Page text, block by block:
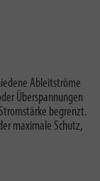
Ableitströme
Überspannungen
begrenzt.
maximale Schutz,